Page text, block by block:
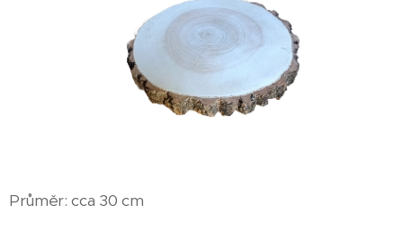
Průměr: cca 30 cm